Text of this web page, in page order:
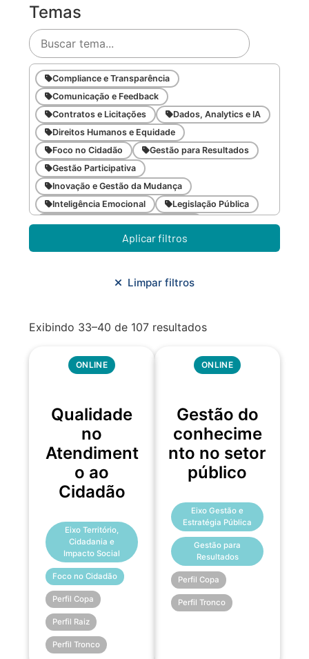
Temas
Compliance e Transparência
Comunicação e Feedback
Contratos e Licitações
Dados, Analytics e IA
Direitos Humanos e Equidade
Foco no Cidadão
Gestão para Resultados
Gestão Participativa
Inovação e Gestão da Mudança
Inteligência Emocional
Legislação Pública
Meio Ambiente e Sustentabilidade
Metodologias Ágeis
Orçamento e Finanças
Planejamento Urbano/Mobilidade
Aplicar filtros
Limpar filtros
Exibindo 33–40 de 107 resultados
ONLINE
Qualidade
no
Atendiment
o ao
Cidadão
Eixo Território,
Cidadania e
Impacto Social
Foco no Cidadão
Perfil Copa
Perfil Raiz
Perfil Tronco
ONLINE
Gestão do
conhecime
nto no setor
público
Eixo Gestão e
Estratégia Pública
Gestão para
Resultados
Perfil Copa
Perfil Tronco